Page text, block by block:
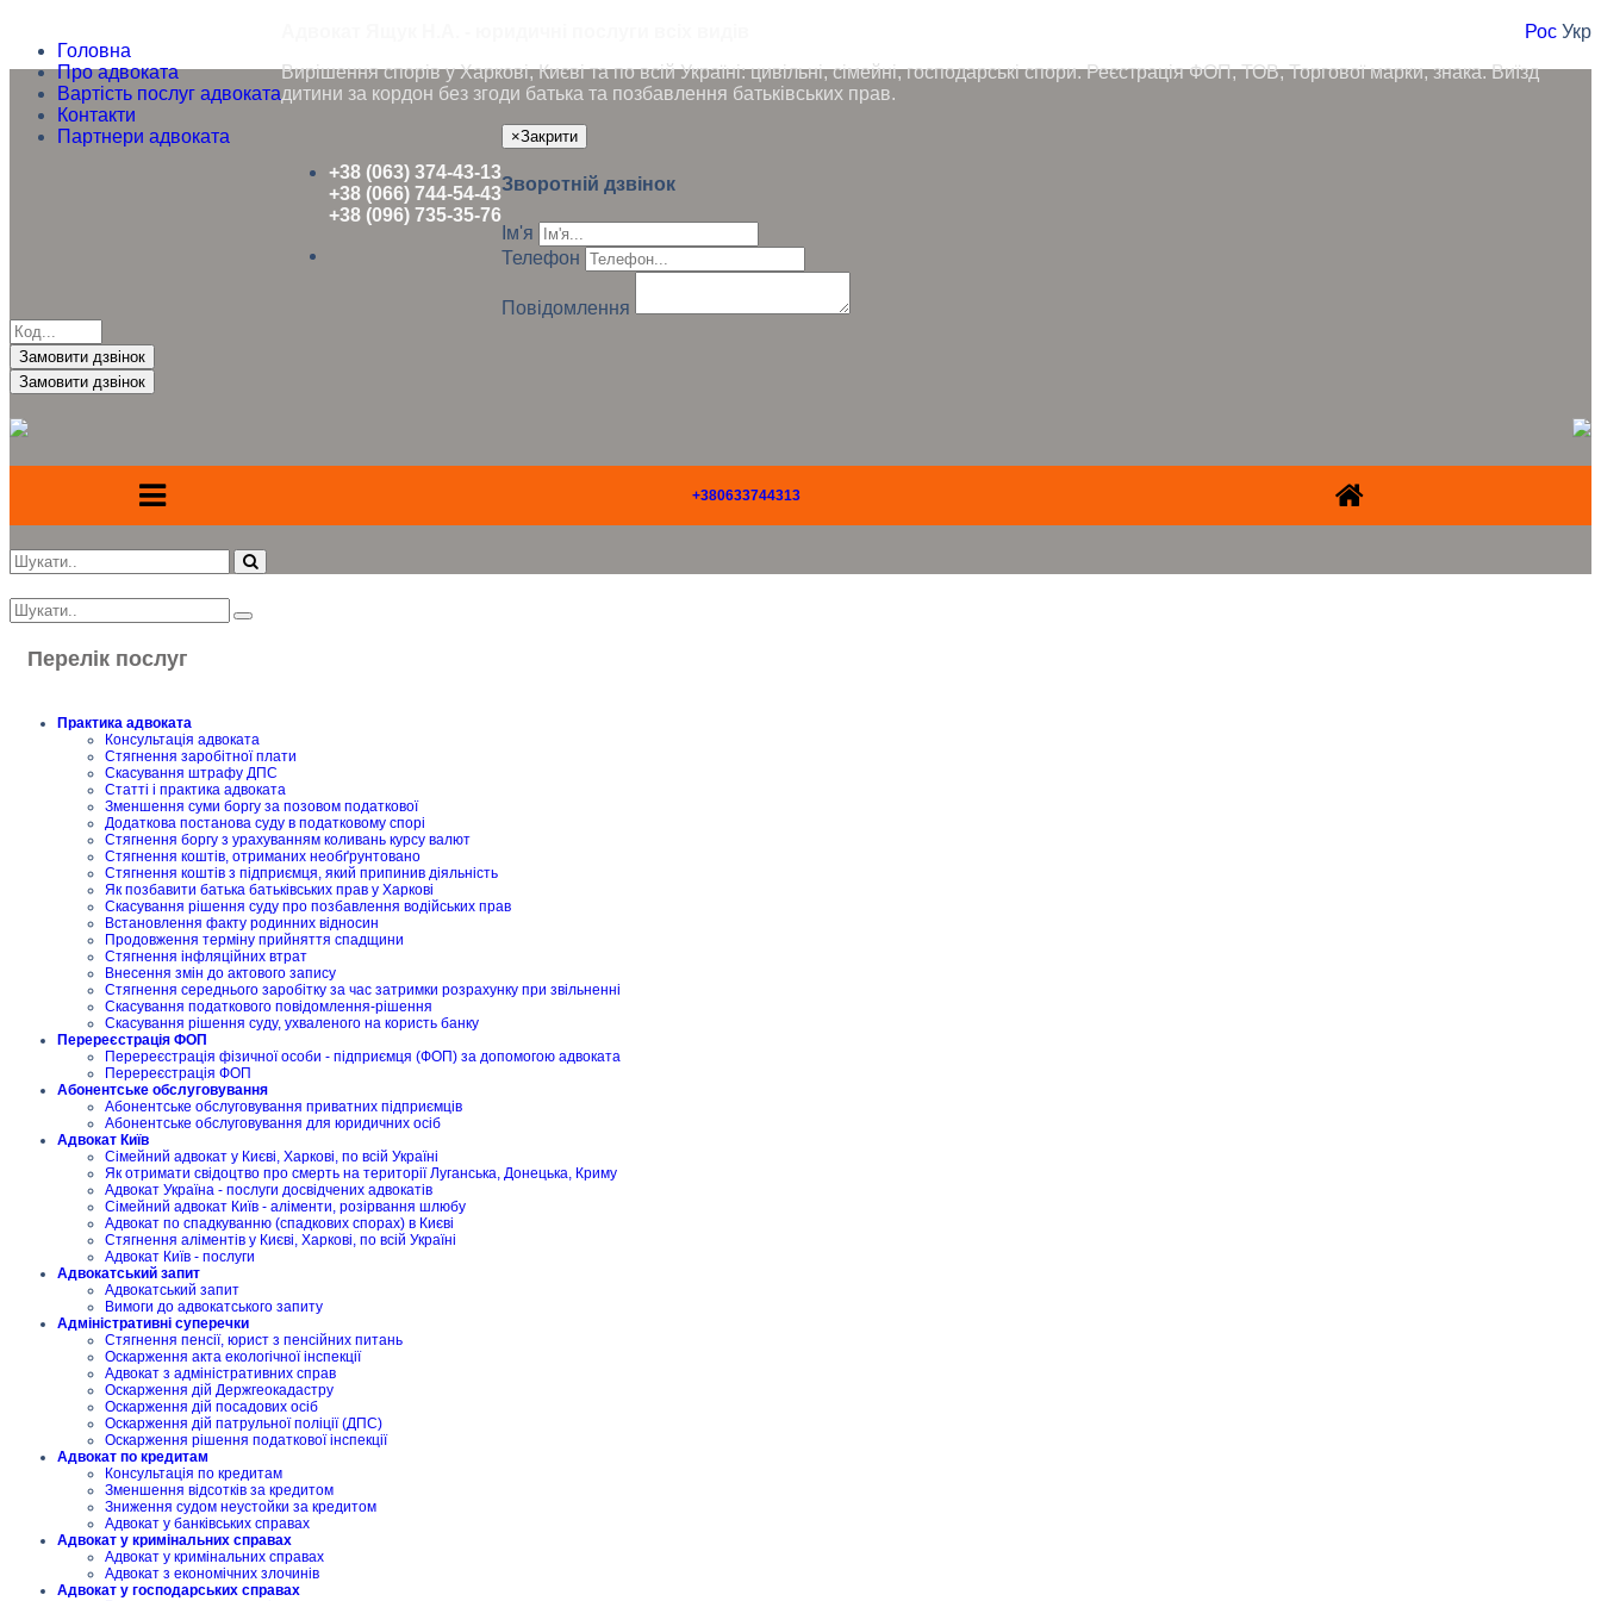
Головна
Про адвоката
Вартість послуг адвоката
Контакти
Партнери адвоката
Рос Укр
Вирішення спорів у Харкові, Києві та по всій Україні: цивільні, сімейні, господарські спори. Реєстрація ФОП, ТОВ, Торгової марки, знака. Виїзд
дитини за кордон без згоди батька та позбавлення батьківських прав.
+38 (063) 374-43-13
+38 (066) 744-54-43
+38 (096) 735-35-76
×Закрити
Зворотній дзвінок
Ім'я
Телефон
Повідомлення
Замовити дзвінок
+380633744313
Перелік послуг
Практика адвоката
Консультація адвоката
Стягнення заробітної плати
Скасування штрафу ДПС
Статті і практика адвоката
Зменшення суми боргу за позовом податкової
Додаткова постанова суду в податковому спорі
Стягнення боргу з урахуванням коливань курсу валют
Стягнення коштів, отриманих необґрунтовано
Стягнення коштів з підприємця, який припинив діяльність
Як позбавити батька батьківських прав у Харкові
Скасування рішення суду про позбавлення водійських прав
Встановлення факту родинних відносин
Продовження терміну прийняття спадщини
Стягнення інфляційних втрат
Внесення змін до актового запису
Стягнення середнього заробітку за час затримки розрахунку при звільненні
Скасування податкового повідомлення-рішення
Скасування рішення суду, ухваленого на користь банку
Перереєстрація ФОП
Перереєстрація фізичної особи - підприємця (ФОП) за допомогою адвоката
Перереєстрація ФОП
Абонентське обслуговування
Абонентське обслуговування приватних підприємців
Абонентське обслуговування для юридичних осіб
Адвокат Київ
Сімейний адвокат у Києві, Харкові, по всій Україні
Як отримати свідоцтво про смерть на території Луганська, Донецька, Криму
Адвокат Україна - послуги досвідчених адвокатів
Сімейний адвокат Київ - аліменти, розірвання шлюбу
Адвокат по спадкуванню (спадкових спорах) в Києві
Стягнення аліментів у Києві, Харкові, по всій Україні
Адвокат Київ - послуги
Адвокатський запит
Адвокатський запит
Вимоги до адвокатського запиту
Адміністративні суперечки
Стягнення пенсії, юрист з пенсійних питань
Оскарження акта екологічної інспекції
Адвокат з адміністративних справ
Оскарження дій Держгеокадастру
Оскарження дій посадових осіб
Оскарження дій патрульної поліції (ДПС)
Оскарження рішення податкової інспекції
Адвокат по кредитам
Консультація по кредитам
Зменшення відсотків за кредитом
Зниження судом неустойки за кредитом
Адвокат у банківських справах
Адвокат у кримінальних справах
Адвокат у кримінальних справах
Адвокат з економічних злочинів
Адвокат у господарських справах